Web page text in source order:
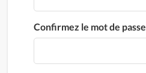
Confirmez le mot de passe